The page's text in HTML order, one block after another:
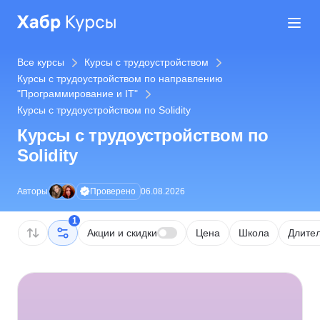
Все курсы
Курсы с трудоустройством
Курсы с трудоустройством по направлению
"Программирование и IT"
Курсы с трудоустройством по Solidity
Курсы с трудоустройством по
Solidity
Авторы Проверено 06.08.2026
1
Акции и скидки Цена Школа